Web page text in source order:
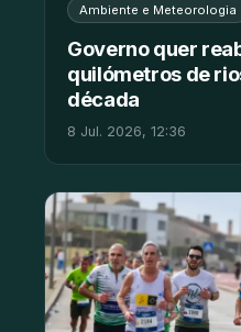
Ambiente e Meteorologia
Governo quer
quilómetros de
década
8 Jul. 2026, 12:36